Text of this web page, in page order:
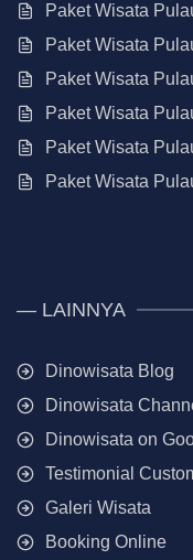
Paket Wisata
Paket Wisata
Paket Wisata
Paket Wisata
Paket Wisata
Paket Wisata
— LAINNYA
Dinowisata Blog
Dinowisata
Dinowisata on
Testimonial
Galeri Wisata
Booking Online